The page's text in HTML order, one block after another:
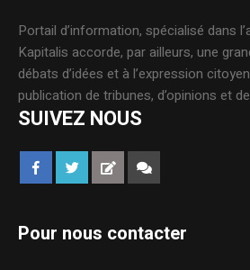
Portail d’information, spécialisé dans
Kapitalis accorde, par ailleurs, une
débats d’idées et à l’expression
publication de tribunes, d’opinions et
SUIVEZ NOUS
Pour nous contacter